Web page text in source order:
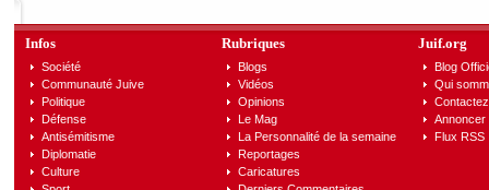
Infos
Société
Communauté Juive
Politique
Défense
Antisémitisme
Diplomatie
Culture
Rubriques
Blogs
Vidéos
Opinions
Le Mag
La Personnalité de la semaine
Reportages
Caricatures
Juif.org
Blog
Qui
Annoncer
Flux RSS